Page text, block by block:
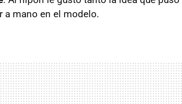
a mano en el modelo.